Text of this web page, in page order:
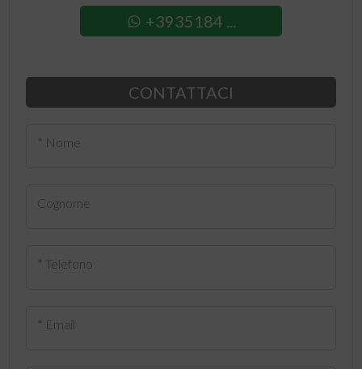
+3935184 ...
CONTATTACI
* Nome
Cognome
* Telefono
* Email